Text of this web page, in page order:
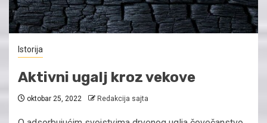
Istorija
Aktivni ugalj kroz vekove
oktobar 25, 2022 Redakcija sajta